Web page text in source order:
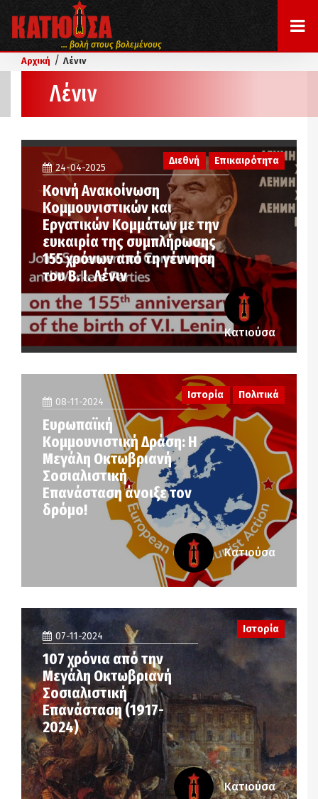
... βολή στους βολεμένους
Αρχική / Λένιν
Λένιν
Διεθνή Επικαιρότητα
24-04-2025
Κοινή Ανακοίνωση
Κομμουνιστικών και
Εργατικών Κομμάτων με την
ευκαιρία της συμπλήρωσης
155 χρόνων από τη γέννηση
του Β. Ι. Λένιν
Κατιούσα
08-11-2024
Ευρωπαϊκή
Κομμουνιστική Δράση: Η
Μεγάλη Οκτωβριανή
Σοσιαλιστική
Επανάσταση άνοιξε τον
δρόμο!
Ιστορία Πολιτικά
Κατιούσα
07-11-2024
107 χρόνια από την
Μεγάλη Οκτωβριανή
Σοσιαλιστική
Επανάσταση (1917-
2024)
Ιστορία
Κατιούσα